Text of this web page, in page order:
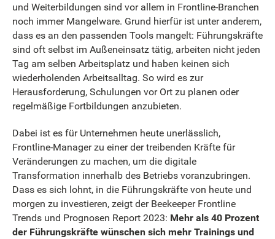
und Weiterbildungen sind vor allem in Frontline-Branchen
noch immer Mangelware. Grund hierfür ist unter anderem,
dass es an den passenden Tools mangelt: Führungskräfte
sind oft selbst im Außeneinsatz tätig, arbeiten nicht jeden
Tag am selben Arbeitsplatz und haben keinen sich
wiederholenden Arbeitsalltag. So wird es zur
Herausforderung, Schulungen vor Ort zu planen oder
regelmäßige Fortbildungen anzubieten.
Dabei ist es für Unternehmen heute unerlässlich,
Frontline-Manager zu einer der treibenden Kräfte für
Veränderungen zu machen, um die digitale
Transformation innerhalb des Betriebs voranzubringen.
Dass es sich lohnt, in die Führungskräfte von heute und
morgen zu investieren, zeigt der Beekeeper Frontline
Trends und Prognosen Report 2023: Mehr als 40 Prozent
der Führungskräfte wünschen sich mehr Trainings und